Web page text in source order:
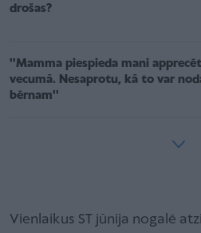
drošas?
''Mamma piespieda mani
vecumā. Nesaprotu, kā to var
bērnam''
Vienlaikus ST jūnija nogalē